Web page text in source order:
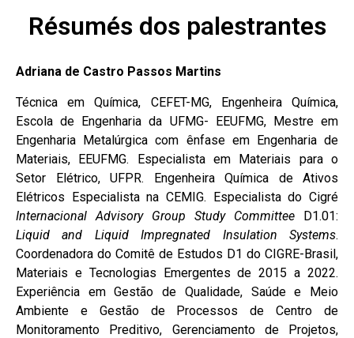
Résumés dos palestrantes
Adriana de Castro Passos Martins
Técnica em Química, CEFET-MG, Engenheira Química,
Escola de Engenharia da UFMG- EEUFMG, Mestre em
Engenharia Metalúrgica com ênfase em Engenharia de
Materiais, EEUFMG. Especialista em Materiais para o
Setor Elétrico, UFPR. Engenheira Química de Ativos
Elétricos Especialista na CEMIG. Especialista do Cigré
Internacional Advisory Group Study Committee D1.01:
Liquid and Liquid Impregnated Insulation Systems.
Coordenadora do Comitê de Estudos D1 do CIGRE-Brasil,
Materiais e Tecnologias Emergentes de 2015 a 2022.
Experiência em Gestão de Qualidade, Saúde e Meio
Ambiente e Gestão de Processos de Centro de
Monitoramento Preditivo, Gerenciamento de Projetos,